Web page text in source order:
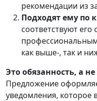
рекомендации из
Подходят ему по
соответствуют
как выше-, так и
Это обязанность, а
Предложение
уведомления, которое